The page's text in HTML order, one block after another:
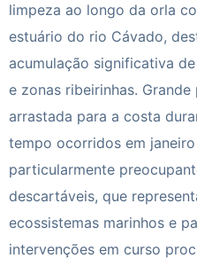
limpeza ao longo da orla
estuário do rio Cávado,
acumulação significativa
e zonas ribeirinhas.
arrastada para a costa
tempo ocorridos em
particularmente
descartáveis, que
ecossistemas marinhos e
intervenções em curso